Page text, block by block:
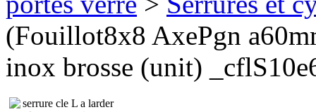
(Fouillot8x8 AxePgn
inox brosse (unit)